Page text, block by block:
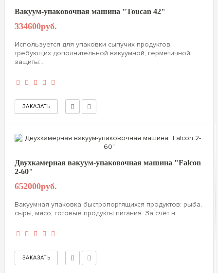
Вакуум-упаковочная машина "Toucan 42"
334600руб.
Используется для упаковки сыпучих продуктов,
требующих дополнительной вакуумной, герметичной
защиты:...
Двухкамерная вакуум-упаковочная машина "Falcon
2-60"
652000руб.
Вакуумная упаковка быстропортящихся продуктов: рыба,
сыры, мясо, готовые продукты питания. За счёт н...